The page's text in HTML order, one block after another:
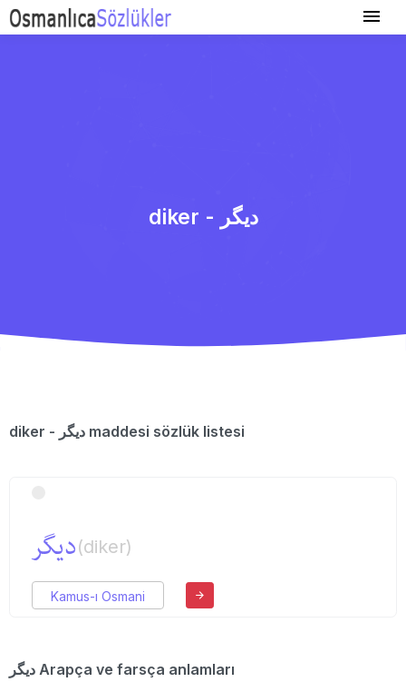
diker - دیگر
diker - دیگر maddesi sözlük listesi
دیگر(diker)
Kamus-ı Osmani
دیگر Arapça ve farsça anlamları